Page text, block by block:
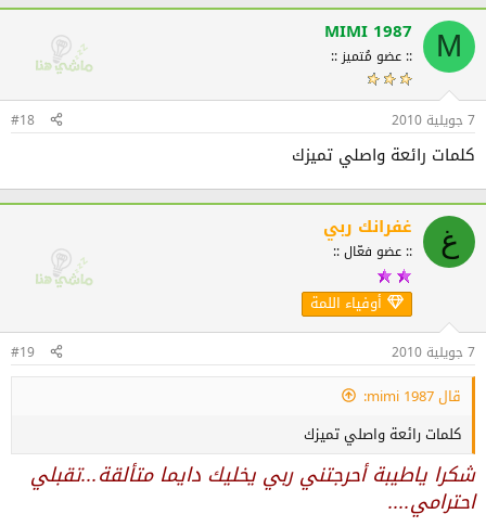
M
MIMI 1987
:: عضو مُتميز ::
7 جويلية 2010 #18
كلمات رائعة واصلي تميزك
غ غفرانك ربي
:: عضو فعّال ::
أوفياء اللمة
7 جويلية 2010 #19
قال mimi 1987:
كلمات رائعة واصلي تميزك
شكرا ياطيبة أحرجتني ربي يخليك دايما متألقة...تقبلي
احترامي....